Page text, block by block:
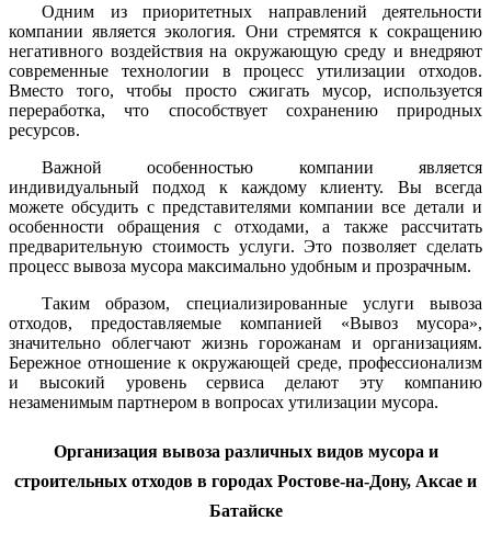
Одним из приоритетных направлений деятельности
компании является экология. Они стремятся к сокращению
негативного воздействия на окружающую среду и внедряют
современные технологии в процесс утилизации отходов.
Вместо того, чтобы просто сжигать мусор, используется
переработка, что способствует сохранению природных
ресурсов.
Важной особенностью компании является
индивидуальный подход к каждому клиенту. Вы всегда
можете обсудить с представителями компании все детали и
особенности обращения с отходами, а также рассчитать
предварительную стоимость услуги. Это позволяет сделать
процесс вывоза мусора максимально удобным и прозрачным.
Таким образом, специализированные услуги вывоза
отходов, предоставляемые компанией «Вывоз мусора»,
значительно облегчают жизнь горожанам и организациям.
Бережное отношение к окружающей среде, профессионализм
и высокий уровень сервиса делают эту компанию
незаменимым партнером в вопросах утилизации мусора.
Организация вывоза различных видов мусора и
строительных отходов в городах Ростове-на-Дону, Аксае и
Батайске